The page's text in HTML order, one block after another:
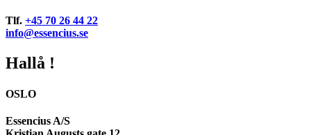
Tlf. +45 70 26 44 22
info@essencius.se
Hallå !
OSLO
Essencius A/S